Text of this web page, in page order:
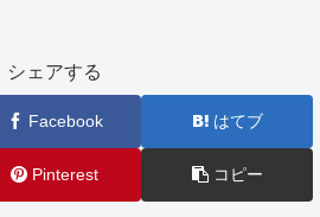
シェアする
Facebook はてブ
Pinterest コピー